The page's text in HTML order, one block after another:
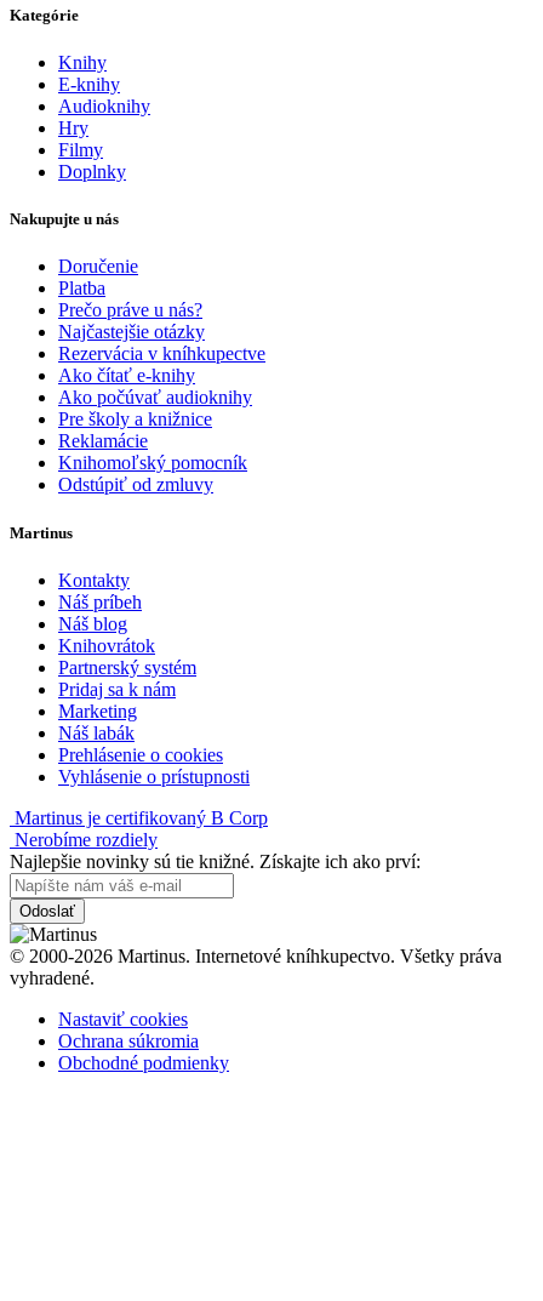
Kategórie
Knihy
E-knihy
Audioknihy
Hry
Filmy
Doplnky
Nakupujte u nás
Doručenie
Platba
Prečo práve u nás?
Najčastejšie otázky
Rezervácia v kníhkupectve
Ako čítať e-knihy
Ako počúvať audioknihy
Pre školy a knižnice
Reklamácie
Knihomoľský pomocník
Odstúpiť od zmluvy
Martinus
Kontakty
Náš príbeh
Náš blog
Knihovrátok
Partnerský systém
Pridaj sa k nám
Marketing
Náš labák
Prehlásenie o cookies
Vyhlásenie o prístupnosti
Martinus je certifikovaný B Corp
Nerobíme rozdiely
Najlepšie novinky sú tie knižné. Získajte ich ako prví:
Odoslať
© 2000-2026 Martinus. Internetové kníhkupectvo. Všetky práva
vyhradené.
Nastaviť cookies
Ochrana súkromia
Obchodné podmienky